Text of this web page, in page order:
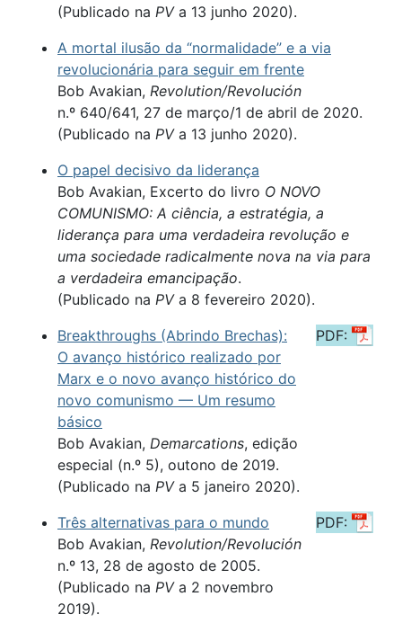
(Publicado na PVa 13 junho 2020).
A mortal ilusão da “normalidade” e a via
revolucionária para seguir em frente
Bob Avakian, Revolution/Revolución
n.º 640/641, 27 de março/1 de abril de 2020.
(Publicado na PVa 13 junho 2020).
O papel decisivo da liderança
Bob Avakian, Excerto do livro O NOVO
COMUNISMO: A ciência, a estratégia, a
liderança para uma verdadeira revolução e
uma sociedade radicalmente nova na via para
a verdadeira emancipação.
(Publicado na PVa 8 fevereiro 2020).
PDF:
Breakthroughs (Abrindo Brechas):
O avanço histórico realizado por
Marx e o novo avanço histórico do
novo comunismo — Um resumo
básico
Bob Avakian, Demarcations, edição
especial (n.º 5), outono de 2019.
(Publicado na PVa 5 janeiro 2020).
PDF:
Três alternativas para o mundo
Bob Avakian, Revolution/Revolución
n.º 13, 28 de agosto de 2005.
(Publicado na PVa 2 novembro
2019).